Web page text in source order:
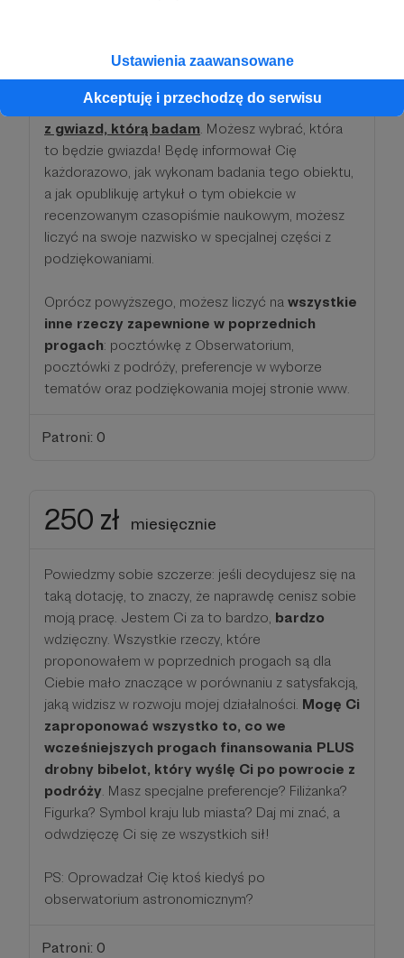
Ustawienia zaawansowane
Akceptuję i przechodzę do serwisu
Bardzo Ci dziękuję, jeśli w ogóle rozważasz taką
zaproponować Ci honorowypatronat nad jedną
z gwiazd, którą badam. Możesz wybrać, która
to będzie gwiazda! Będę informował Cię
każdorazowo, jak wykonam badania tego obiektu,
a jak opublikuję artykuł o tym obiekcie w
recenzowanym czasopiśmie naukowym, możesz
liczyć na swoje nazwisko w specjalnej części z
podziękowaniami.
Oprócz powyższego, możesz liczyć na wszystkie
inne rzeczy zapewnione w poprzednich
progach: pocztówkę z Obserwatorium,
pocztówki z podróży, preferencje w wyborze
tematów oraz podziękowania mojej stronie www.
Patroni: 0
250 zł miesięcznie
Powiedzmy sobie szczerze: jeśli decydujesz się na
taką dotację, to znaczy, że naprawdę cenisz sobie
moją pracę. Jestem Ci za to bardzo, bardzo
wdzięczny. Wszystkie rzeczy, które
proponowałem w poprzednich progach są dla
Ciebie mało znaczące w porównaniu z satysfakcją,
jaką widzisz w rozwoju mojej działalności. Mogę Ci
zaproponować wszystko to, co we
wcześniejszych progach finansowania PLUS
drobny bibelot, który wyślę Ci po powrocie z
podróży. Masz specjalne preferencje? Filiżanka?
Figurka? Symbol kraju lub miasta? Daj mi znać, a
odwdzięczę Ci się ze wszystkich sił!
PS: Oprowadzał Cię ktoś kiedyś po
obserwatorium astronomicznym?
Patroni: 0